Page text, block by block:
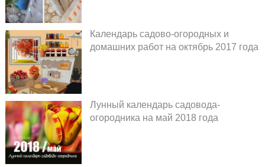
Календарь садово-огородных и
домашних работ на октябрь 2017 года
Лунный календарь садовода-
огородника на май 2018 года